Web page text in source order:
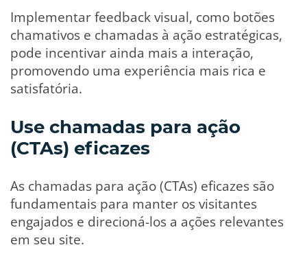
Implementar feedback visual, como botões
chamativos e chamadas à ação estratégicas,
pode incentivar ainda mais a interação,
promovendo uma experiência mais rica e
satisfatória.
Use chamadas para ação
(CTAs) eficazes
As chamadas para ação (CTAs) eficazes são
fundamentais para manter os visitantes
engajados e direcioná-los a ações relevantes
em seu site.